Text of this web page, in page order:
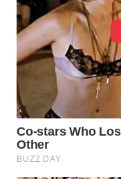
LAPAK
WAHANA
Wahana
Network
KONSUMEN
LISTRIK